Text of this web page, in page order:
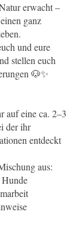
erwacht –
ganz
und eure
stellen euch
🐶✨
auf eine ca. 2–3
der ihr
entdeckt
aus: